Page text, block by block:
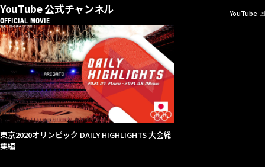
YouTube 公式チャンネル
OFFICIAL MOVIE
YouTube
東京2020オリンピック DAILY HIGHLIGHTS 大会総
集編